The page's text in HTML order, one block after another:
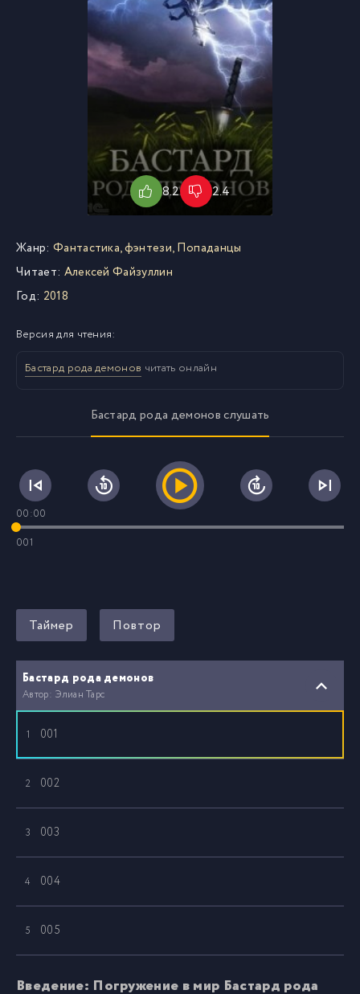
8.2 2.4
Жанр: Фантастика, фэнтези,Попаданцы
Читает: Алексей Файзуллин
Год: 2018
Версия для чтения:
Бастард рода демонов читать онлайн
Бастард рода демонов слушать
00:00
001
Таймер Повтор
Бастард рода демонов
Автор: Элиан Тарс
1 001
2 002
3 003
4 004
5 005
006
Введение: Погружение в мир Бастард рода